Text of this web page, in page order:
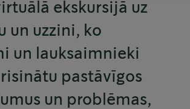
ekskursijā uz
un uzzini, ko
un lauksaimnieki
pastāvīgos
un problēmas,